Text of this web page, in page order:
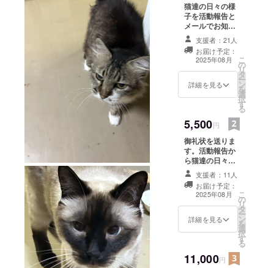
猫達の日々の様
子を活動報告と
メールでお知ら
せ致します
支援者：21人
お届け予定：
2025年08月
詳細を見る
こ
の
リ
タ
ー
ン
を
選
択
す
る
5,500円
御礼状を送りま
す。活動報告か
ら猫達の日々の
ご報告を致しま
す 支援者：11人
お届け予定：
2025年08月
詳細を見る
こ
の
リ
タ
ー
ン
を
選
択
す
る
11,000円